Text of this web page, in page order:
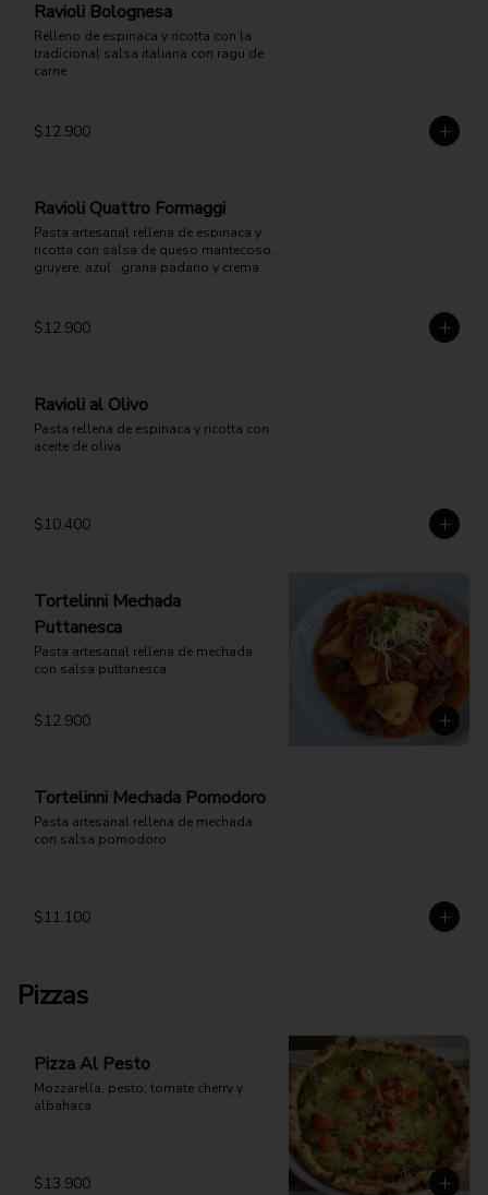
Ravioli Bolognesa
Relleno de espinaca y ricotta con la
tradicional salsa italiana con ragu de
carne
$12.900
Ravioli Quattro Formaggi
Pasta artesanal rellena de espinaca y
ricotta con salsa de queso mantecoso,
gruyere, azul , grana padano y crema
$12.900
Ravioli al Olivo
Pasta rellena de espinaca y ricotta con
aceite de oliva
$10.400
Tortelinni Mechada
Puttanesca
Pasta artesanal rellena de mechada
con salsa puttanesca
$12.900
Tortelinni Mechada Pomodoro
Pasta artesanal rellena de mechada
con salsa pomodoro
$11.100
Pizzas
Pizza Al Pesto
Mozzarella, pesto, tomate cherry y
albahaca
$13.900